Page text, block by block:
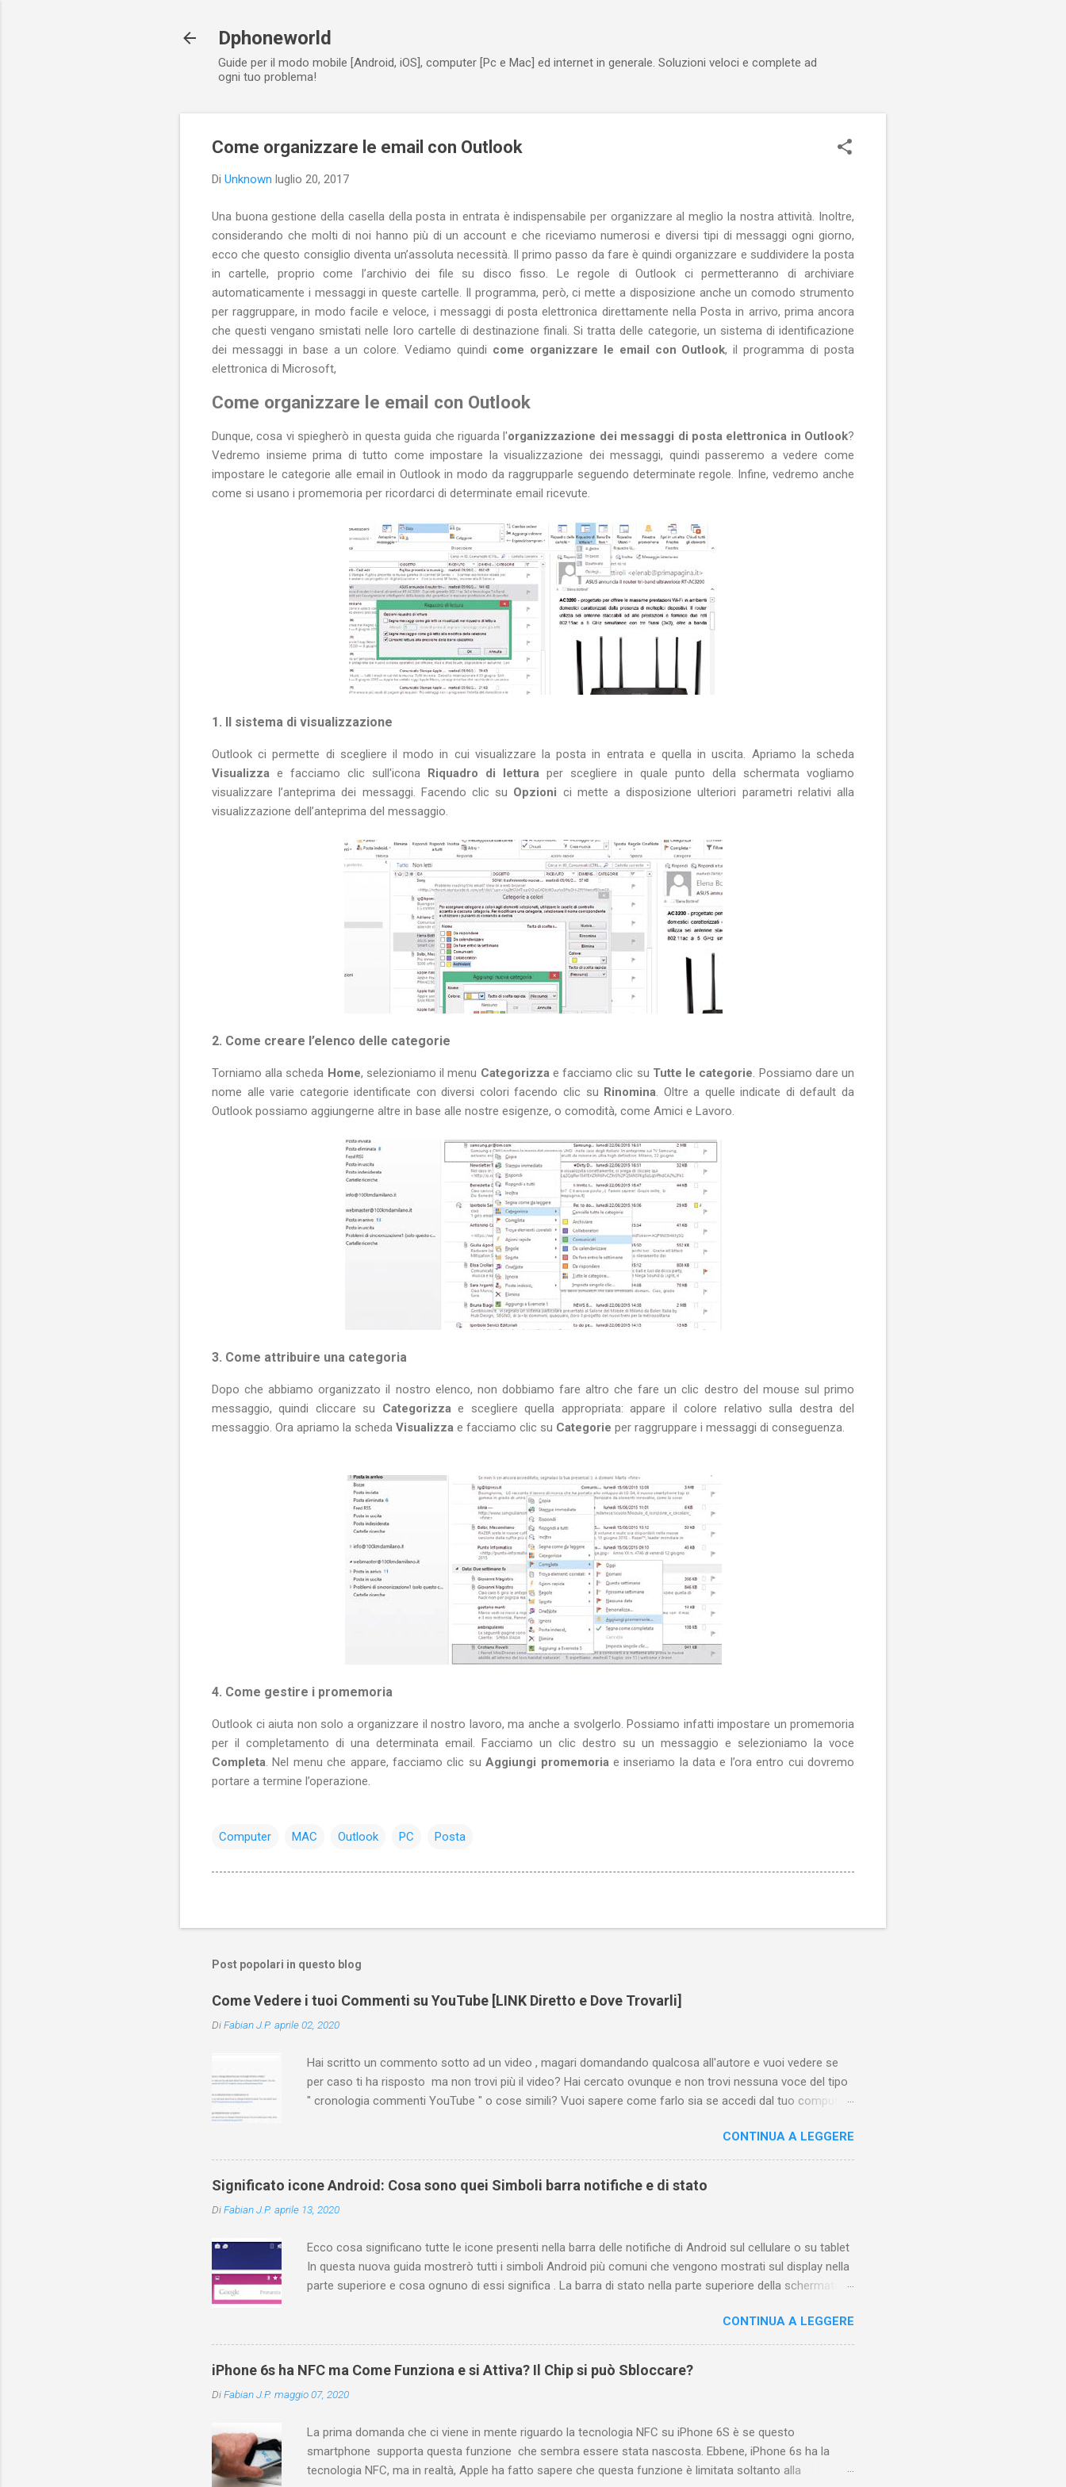
Dphoneworld
Guide per il modo mobile [Android, iOS], computer [Pc e Mac] ed internet in generale. Soluzioni veloci e complete ad
ogni tuo problema!
Come organizzare le email con Outlook
Di Unknown luglio 20, 2017
Una buona gestione della casella della posta in entrata è indispensabile per organizzare al meglio la nostra attività. Inoltre,
considerando che molti di noi hanno più di un account e che riceviamo numerosi e diversi tipi di messaggi ogni giorno,
ecco che questo consiglio diventa un’assoluta necessità. Il primo passo da fare è quindi organizzare e suddividere la posta
in cartelle, proprio come l’archivio dei file su disco fisso. Le regole di Outlook ci permetteranno di archiviare
automaticamente i messaggi in queste cartelle. Il programma, però, ci mette a disposizione anche un comodo strumento
per raggruppare, in modo facile e veloce, i messaggi di posta elettronica direttamente nella Posta in arrivo, prima ancora
che questi vengano smistati nelle loro cartelle di destinazione finali. Si tratta delle categorie, un sistema di identificazione
dei messaggi in base a un colore. Vediamo quindi come organizzare le email con Outlook, il programma di posta
elettronica di Microsoft,
Come organizzare le email con Outlook
Dunque, cosa vi spiegherò in questa guida che riguarda l'organizzazione dei messaggi di posta elettronica in Outlook?
Vedremo insieme prima di tutto come impostare la visualizzazione dei messaggi, quindi passeremo a vedere come
impostare le categorie alle email in Outlook in modo da raggrupparle seguendo determinate regole. Infine, vedremo anche
come si usano i promemoria per ricordarci di determinate email ricevute.
1. Il sistema di visualizzazione
Outlook ci permette di scegliere il modo in cui visualizzare la posta in entrata e quella in uscita. Apriamo la scheda
Visualizza e facciamo clic sull'icona Riquadro di lettura per scegliere in quale punto della schermata vogliamo
visualizzare l’anteprima dei messaggi. Facendo clic su Opzioni ci mette a disposizione ulteriori parametri relativi alla
visualizzazione dell’anteprima del messaggio.
2. Come creare l’elenco delle categorie
Torniamo alla scheda Home, selezioniamo il menu Categorizzae facciamo clic su Tutte le categorie. Possiamo dare un
nome alle varie categorie identificate con diversi colori facendo clic su Rinomina. Oltre a quelle indicate di default da
Outlook possiamo aggiungerne altre in base alle nostre esigenze, o comodità, come Amici e Lavoro.
3. Come attribuire una categoria
Dopo che abbiamo organizzato il nostro elenco, non dobbiamo fare altro che fare un clic destro del mouse sul primo
messaggio, quindi cliccare su Categorizzae scegliere quella appropriata: appare il colore relativo sulla destra del
messaggio. Ora apriamo la scheda Visualizza e facciamo clic su Categorie per raggruppare i messaggi di conseguenza.
4. Come gestire i promemoria
Outlook ci aiuta non solo a organizzare il nostro lavoro, ma anche a svolgerlo. Possiamo infatti impostare un promemoria
per il completamento di una determinata email. Facciamo un clic destro su un messaggio e selezioniamo la voce
Completa. Nel menu che appare, facciamo clic suAggiungi promemoriae inseriamo la data e l’ora entro cui dovremo
portare a termine l’operazione.
Computer MAC Outlook PC Posta
Post popolari in questo blog
Come Vedere i tuoi Commenti su YouTube [LINK Diretto e Dove Trovarli]
DiFabian J.P. aprile 02, 2020
Hai scritto un commento sotto ad un video , magari domandando qualcosa all'autore e vuoi vedere se
per caso ti ha risposto ma non trovi più il video? Hai cercato ovunque e non trovi nessuna voce del tipo
" cronologia commenti YouTube " o cose simili? Vuoi sapere come farlo sia se accedi dal tuo computer
dove trovare i propri commenti di YouTube , ossia quelli lasciati sotto un video qualche tempo fa.
Ovviamente la risposta é positiva ma mi ci è voluto un bel po' di tempo prima di trovare questa funzione
di YouTube perché è anche poco semplice capire on che modo si potesse chiamare questo "posto".
Vediamo quindi subito come visualizzare i vostri commenti di YouTube, lasciati sotto ai video di altri
YouTuber e magari scoprirete anche che la vostra domanda ha avuto già da molto tempo una o più
CONTINUA A LEGGERE
Significato icone Android: Cosa sono quei Simboli barra notifiche e di stato
DiFabian J.P. aprile 13, 2020
Ecco cosa significano tutte le icone presenti nella barra delle notifiche di Android sul cellulare o su tablet
In questa nuova guida mostrerò tutti i simboli Android più comuni che vengono mostrati sul display nella
parte superiore e cosa ognuno di essi significa . La barra di stato nella parte superiore della schermata
cosa significano. Prima di tutto è bene fare una distinzione tra due gruppi di icone, con posizione
differente e conseguente pertinenza diversa. Le icone a sinistra forniscono informazioni relative alle
applicazioni, ad esempio i nuovi messaggi o i download. Se non conoscete il significato di una di queste
icone, fate scorrere la barra di stato verso il basso per visualizzare i dettagli. Le icone a destra
forniscono informazioni relative al telefono, ad esempio il livello di carica della batteria e la connessione
CONTINUA A LEGGERE
iPhone 6s ha NFC ma Come Funziona e si Attiva? Il Chip si può Sbloccare?
DiFabian J.P. maggio 07, 2020
La prima domanda che ci viene in mente riguardo la tecnologia NFC su iPhone 6S è se questo
smartphone supporta questa funzione che sembra essere stata nascosta. Ebbene, iPhone 6s ha la
tecnologia NFC, ma in realtà, Apple ha fatto sapere che questa funzione è limitata soltanto alla